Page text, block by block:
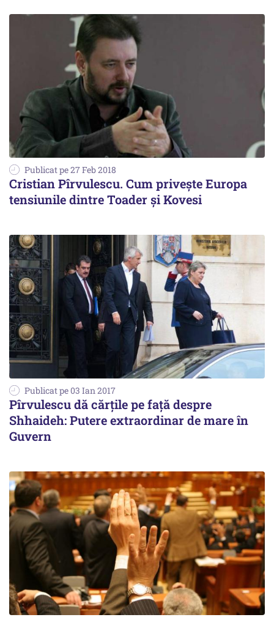
Publicat pe 27 Feb 2018
Cristian Pîrvulescu. Cum privește Europa
tensiunile dintre Toader și Kovesi
Publicat pe 03 Ian 2017
Pîrvulescu dă cărțile pe față despre
Shhaideh: Putere extraordinar de mare în
Guvern